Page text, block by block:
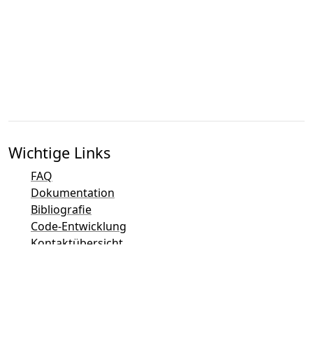
Wichtige Links
FAQ
Dokumentation
Bibliografie
Code-Entwicklung
Kontaktübersicht